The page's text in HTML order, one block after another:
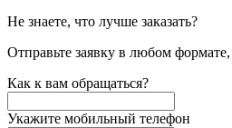
Не знаете, что лучше заказать?
Отправьте заявку в любом
Как к вам обращаться?
Укажите мобильный телефон